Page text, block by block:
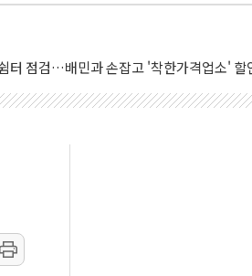
개선세 확대... 건설·고용 부진은 부담"
대 1억...중기부, 협업과제 모집
월에 연간 화재 20% 집중
검거…알선조직 집중 수사
기도 압수"…우체국 택배 노조 '분통'
사서 4년 만에 첫 브리핑
6조 시대 '청신호'